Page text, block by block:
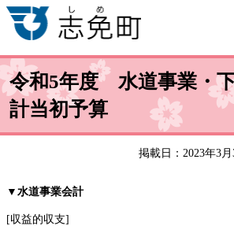
令和5年度 水道事業・
計当初予算
掲載日：2023年3
▼水道事業会計
[収益的収支]